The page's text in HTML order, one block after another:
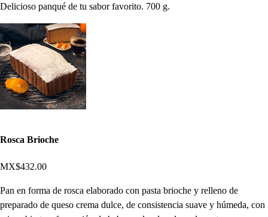
Delicioso panqué de tu sabor favorito. 700 g.
Rosca Brioche
MX$432.00
Pan en forma de rosca elaborado con pasta brioche y relleno de
preparado de queso crema dulce, de consistencia suave y húmeda, con